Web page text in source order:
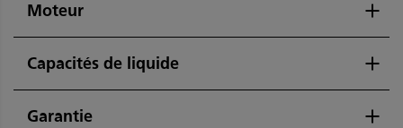
Moteur
Capacités de liquide
Garantie